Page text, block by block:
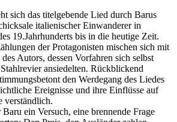
sich das titelgebende Lied durch Barus
italienischer Einwanderer in
19.Jahrhunderts bis in die heutige Zeit.
der Protagonisten mischen sich mit
Autors, dessen Vorfahren sich selbst
ansiedelten. Rückblickend
den Werdegang des Liedes
Ereignisse und ihre Einflüsse auf
verständlich.
ein Versuch, eine brennende Frage